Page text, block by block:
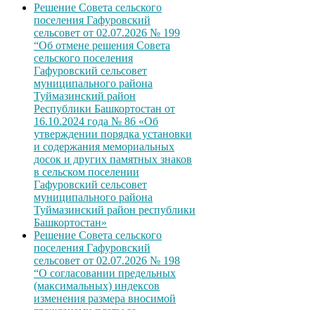
Решение Совета сельского
поселения Гафуровский
сельсовет от 02.07.2026 № 199
“Об отмене решения Совета
сельского поселения
Гафуровский сельсовет
муниципального района
Туймазинский район
Республики Башкортостан от
16.10.2024 года № 86 «Об
утверждении порядка установки
и содержания мемориальных
досок и других памятных знаков
в сельском поселении
Гафуровский сельсовет
муниципального района
Туймазинский район республики
Башкортостан»
Решение Совета сельского
поселения Гафуровский
сельсовет от 02.07.2026 № 198
“О согласовании предельных
(максимальных) индексов
изменения размера вносимой